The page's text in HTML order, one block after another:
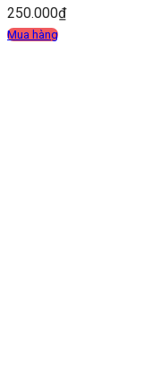
250.000₫
Mua hàng